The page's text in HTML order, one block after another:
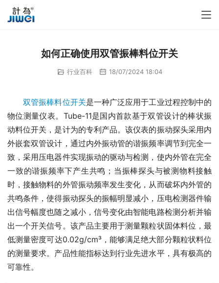
如何正确使用双管振棒料位开关
行业百科 18/07/2024 18:04
双管振棒料位开关是一种广泛应用于工业过程控制中的
物位测量仪表。Tube-11是国内首款基于双管设计的棒状振
动料位开关，是计为的专利产品。该仪表的振动探头采用内
外嵌套双管设计，通过内外振动管的谐振频率调节到完全一
致，采用压电器件实现振动的驱动与检测，使内外管在完全
一致的谐振频率下产生共鸣；当振棒探头与被测物料接触
时，接触物料的外管振动频率发生变化，从而破坏内外管的
共鸣条件，使得振动探头的振幅明显减小，压电检测器件输
出信号幅度也随之减小，信号变化由智能电路检测分析并输
出一个开关信号。该产品主要用于测量颗粒状固体料位，最
低测量密度可达0.02g/cm³，能够满足绝大部分颗粒状料位
的测量要求。产品性能指标达到行业先进水平，具有极高的
可靠性。